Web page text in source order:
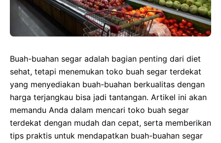
Buah-buahan segar adalah bagian penting dari diet
sehat, tetapi menemukan toko buah segar terdekat
yang menyediakan buah-buahan berkualitas dengan
harga terjangkau bisa jadi tantangan. Artikel ini akan
memandu Anda dalam mencari toko buah segar
terdekat dengan mudah dan cepat, serta memberikan
tips praktis untuk mendapatkan buah-buahan segar